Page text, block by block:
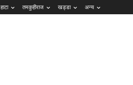
हाटा तमकुहीराज खड्डा अन्य